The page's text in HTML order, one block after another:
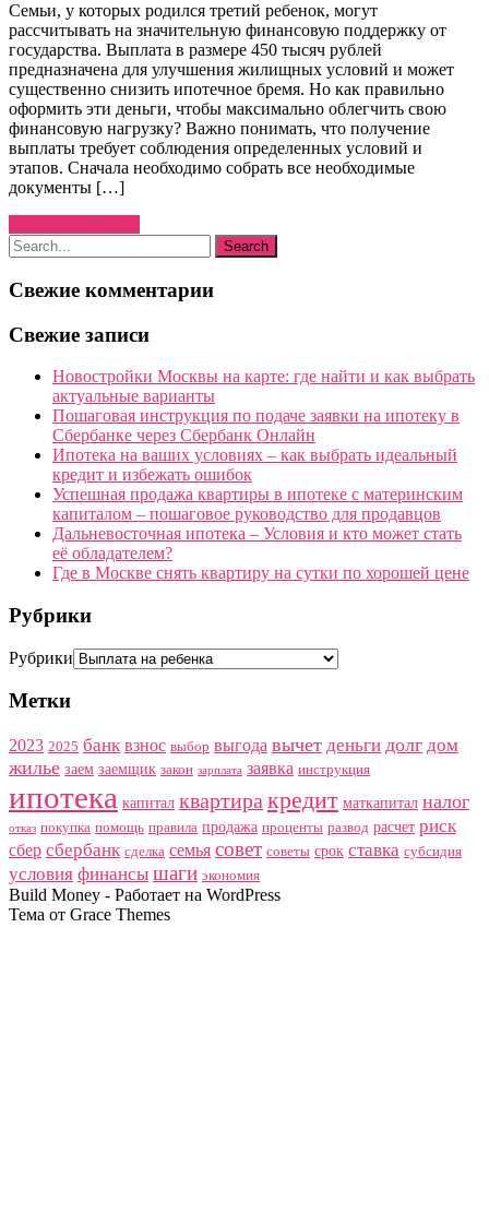
Семьи, у которых родился третий ребенок, могут
рассчитывать на значительную финансовую поддержку от
государства. Выплата в размере 450 тысяч рублей
предназначена для улучшения жилищных условий и может
существенно снизить ипотечное бремя. Но как правильно
оформить эти деньги, чтобы максимально облегчить свою
финансовую нагрузку? Важно понимать, что получение
выплаты требует соблюдения определенных условий и
этапов. Сначала необходимо собрать все необходимые
документы […]
Свежие комментарии
Свежие записи
Новостройки Москвы на карте: где найти и как выбрать
актуальные варианты
Пошаговая инструкция по подаче заявки на ипотеку в
Сбербанке через Сбербанк Онлайн
Ипотека на ваших условиях – как выбрать идеальный
кредит и избежать ошибок
Успешная продажа квартиры в ипотеке с материнским
капиталом – пошаговое руководство для продавцов
Дальневосточная ипотека – Условия и кто может стать
её обладателем?
Где в Москве снять квартиру на сутки по хорошей цене
Рубрики
Рубрики
Метки
2023 2025 банк взнос выбор выгода вычет деньги долг дом
жилье заем заемщик закон зарплата заявка инструкция
ипотека капитал квартира кредит маткапитал налог
отказ покупка помощь правила продажа проценты развод расчет риск
сбер сбербанк сделка семья совет советы срок ставка субсидия
условия финансы шаги экономия
Build Money - Работает на WordPress
Тема от Grace Themes